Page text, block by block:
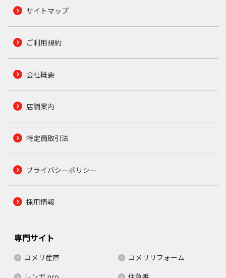
サイトマップ
ご利用規約
会社概要
店舗案内
特定商取引法
プライバシーポリシー
採用情報
専門サイト
コメリ産直
コメリリフォーム